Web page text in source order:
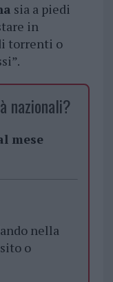
sia a piedi
in
torrenti o
nazionali?
mese
nella
o